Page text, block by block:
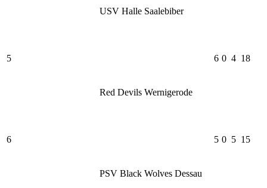
USV Halle Saalebiber
5
Red Devils Wernigerode
6 0 4 18
6
PSV Black Wolves Dessau
5 0 5 15